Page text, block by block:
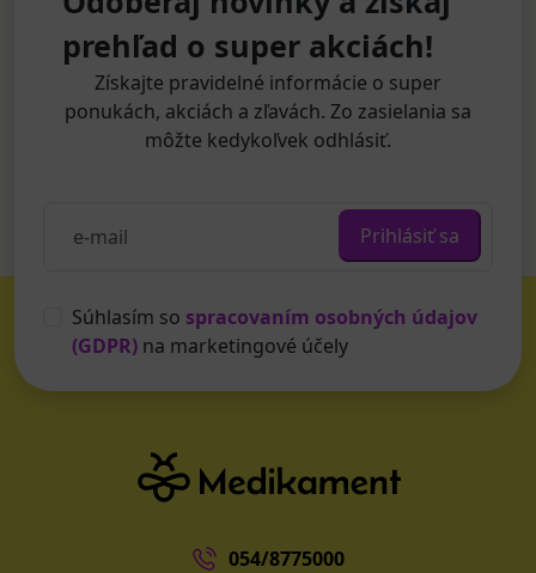
prehľad o super akciách!
Získajte pravidelné informácie o super
ponukách, akciách a zľavách. Zo zasielania sa
môžte kedykoľvek odhlásiť.
Prihlásiť sa
Súhlasím so spracovaním osobných údajov
(GDPR) na marketingové účely
054/8775000